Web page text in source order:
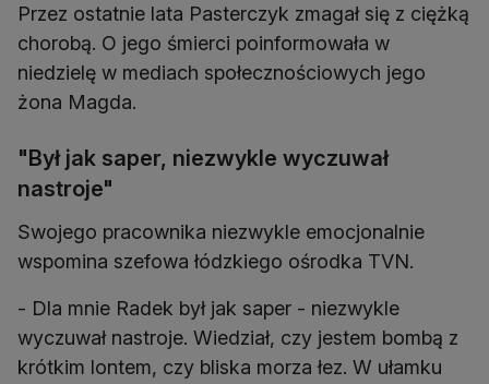
Przez ostatnie lata Pasterczyk zmagał się z ciężką
chorobą. O jego śmierci poinformowała w
niedzielę w mediach społecznościowych jego
żona Magda.
"Był jak saper, niezwykle wyczuwał
nastroje"
Swojego pracownika niezwykle emocjonalnie
wspomina szefowa łódzkiego ośrodka TVN.
- Dla mnie Radek był jak saper - niezwykle
wyczuwał nastroje. Wiedział, czy jestem bombą z
krótkim lontem, czy bliska morza łez. W ułamku